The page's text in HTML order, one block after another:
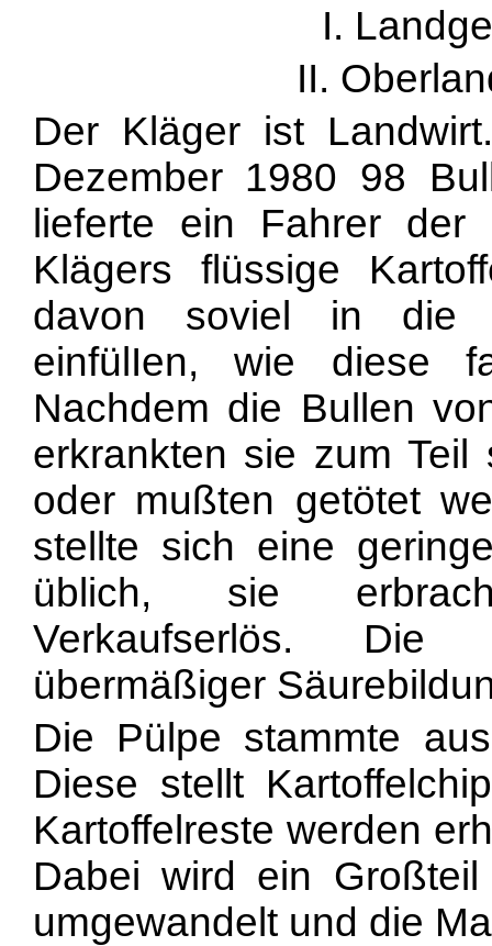
I.
II.
Der Kläger ist
Dezember 1980 98
lieferte ein Fahrer
Klägers flüssige
davon soviel in die
einfülIen, wie diese
Nachdem die Bullen
erkrankten sie zum Teil
oder mußten getötet
stellte sich eine
üblich, sie
Verkaufserlös. Die
übermäßiger
Die Pülpe stammte
Diese stellt
Kartoffelreste werden
Dabei wird ein
umgewandelt und die